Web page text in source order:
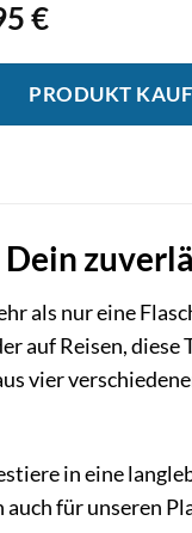
€
PRODUKT
als nur eine
auf Reisen,
vier
in eine
für unseren